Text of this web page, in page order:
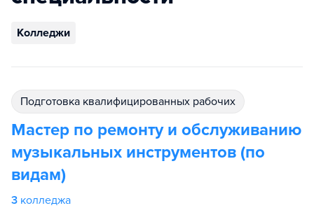
Колледжи
подготовка квалифицированных рабочих
Мастер по ремонту и обслуживанию
музыкальных инструментов (по
видам)
3 колледжа